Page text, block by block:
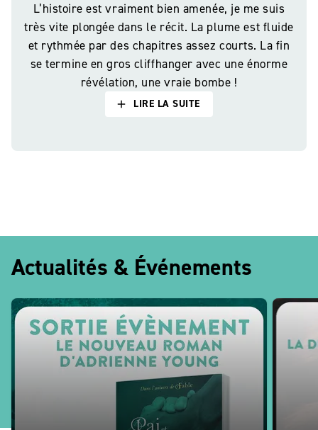
L’histoire est vraiment bien amenée, je me suis
très vite plongée dans le récit. La plume est fluide
et rythmée par des chapitres assez courts. La fin
se termine en gros cliffhanger avec une énorme
révélation, une vraie bombe !
add LIRE LA SUITE
Actualités & Événements